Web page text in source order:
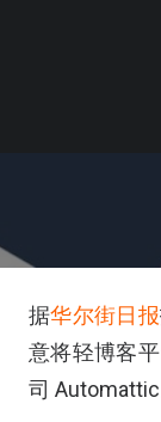
据华尔街日报
意将轻博客
司 Automattic